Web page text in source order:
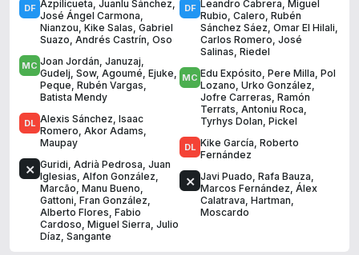
Azpilicueta, Juanlu Sánchez,
José Ángel Carmona,
Nianzou, Kike Salas, Gabriel
Suazo, Andrés Castrín, Oso
Joan Jordán, Januzaj,
Gudelj, Sow, Agoumé, Ejuke,
Peque, Rubén Vargas,
Batista Mendy
Alexis Sánchez, Isaac
Romero, Akor Adams,
Maupay
Guridi, Adrià Pedrosa, Juan
Iglesias, Alfon González,
Marcão, Manu Bueno,
Gattoni, Fran González,
Alberto Flores, Fabio
Cardoso, Miguel Sierra, Julio
Díaz, Sangante
Leandro Cabrera, Miguel
Rubio, Calero, Rubén
Sánchez Sáez, Omar El Hilali,
Carlos Romero, José
Salinas, Riedel
Edu Expósito, Pere Milla, Pol
Lozano, Urko González,
Jofre Carreras, Ramón
Terrats, Antoniu Roca,
Tyrhys Dolan, Pickel
Kike García, Roberto
Fernández
Javi Puado, Rafa Bauza,
Marcos Fernández, Álex
Calatrava, Hartman,
Moscardo